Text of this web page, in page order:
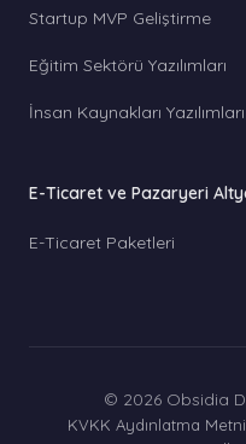
Startup MVP Geliştirme
Eğitim Sektörü Yazılımları
İnsan Kaynakları Yazılımları
E-Ticaret ve Pazaryeri
E-Ticaret Paketleri
© 2026 Obsidia
KVKK Aydınlatma Metni